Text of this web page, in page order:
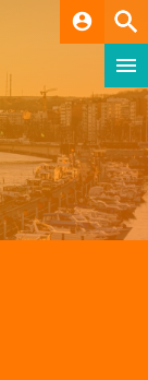
account_circle